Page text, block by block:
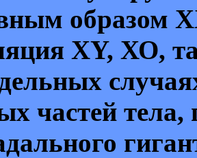
образом
XY, ХО,
частей